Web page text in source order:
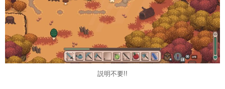
説明不要!!